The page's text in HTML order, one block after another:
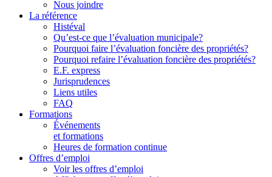
Nous joindre
La référence
Histéval
Qu’est-ce que l’évaluation municipale?
Pourquoi faire l’évaluation foncière des propriétés?
Pourquoi refaire l’évaluation foncière des propriétés?
E.F. express
Jurisprudences
Liens utiles
FAQ
Formations
Événements
et formations
Heures de formation continue
Offres d’emploi
Voir les offres d’emploi